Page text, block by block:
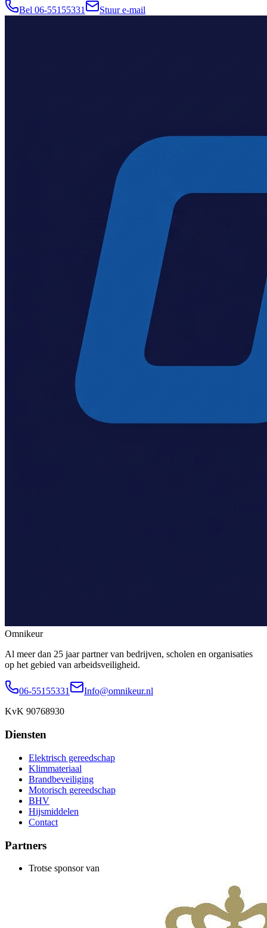
Bel 06-55155331 Stuur e-mail
Omnikeur
Al meer dan 25 jaar partner van bedrijven, scholen en organisaties
op het gebied van arbeidsveiligheid.
06-55155331
Info@omnikeur.nl
KvK 90768930
Diensten
Elektrisch gereedschap
Klimmateriaal
Brandbeveiliging
Motorisch gereedschap
BHV
Hijsmiddelen
Contact
Partners
Trotse sponsor van